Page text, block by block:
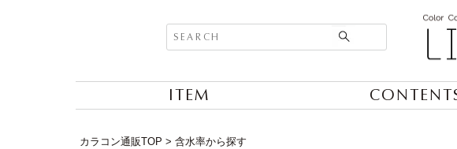
ITEM
カラコン通販TOP 含水率から探す